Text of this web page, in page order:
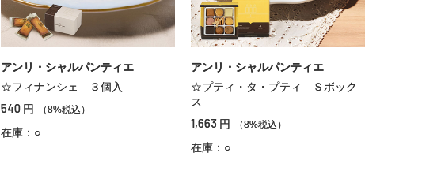
アンリ・シャルパンティエ
☆フィナンシェ ３個入
540 円 （8%税込）
在庫：○
アンリ・シャルパンティエ
☆プティ・タ・プティ Ｓボック
ス
1,663 円 （8%税込）
在庫：○